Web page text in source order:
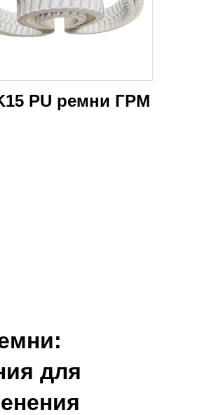
PU ремни ГРМ
для